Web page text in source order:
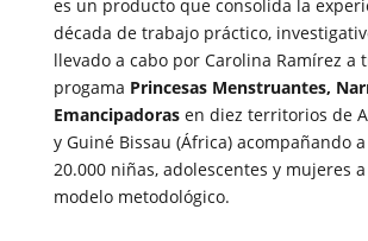
es un producto que consolida la
década de trabajo práctico,
llevado a cabo por Carolina Ramírez a
progama Princesas Menstruantes,
Emancipadorasen diez territorios de
y Guiné Bissau (África) acompañando
20.000 niñas, adolescentes y mujeres
modelo metodológico.